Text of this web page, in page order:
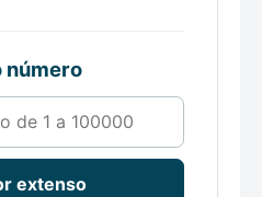
número
extenso